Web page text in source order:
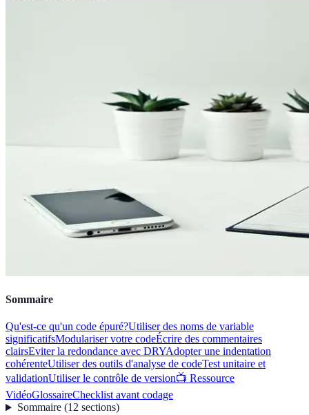
Sommaire
Qu'est-ce qu'un code épuré?Utiliser des noms de variable
significatifsModulariser votre codeÉcrire des commentaires
clairsEviter la redondance avec DRYAdopter une indentation
cohérenteUtiliser des outils d'analyse de codeTest unitaire et
validationUtiliser le contrôle de version📺 Ressource
VidéoGlossaireChecklist avant codage
Sommaire(12 sections)